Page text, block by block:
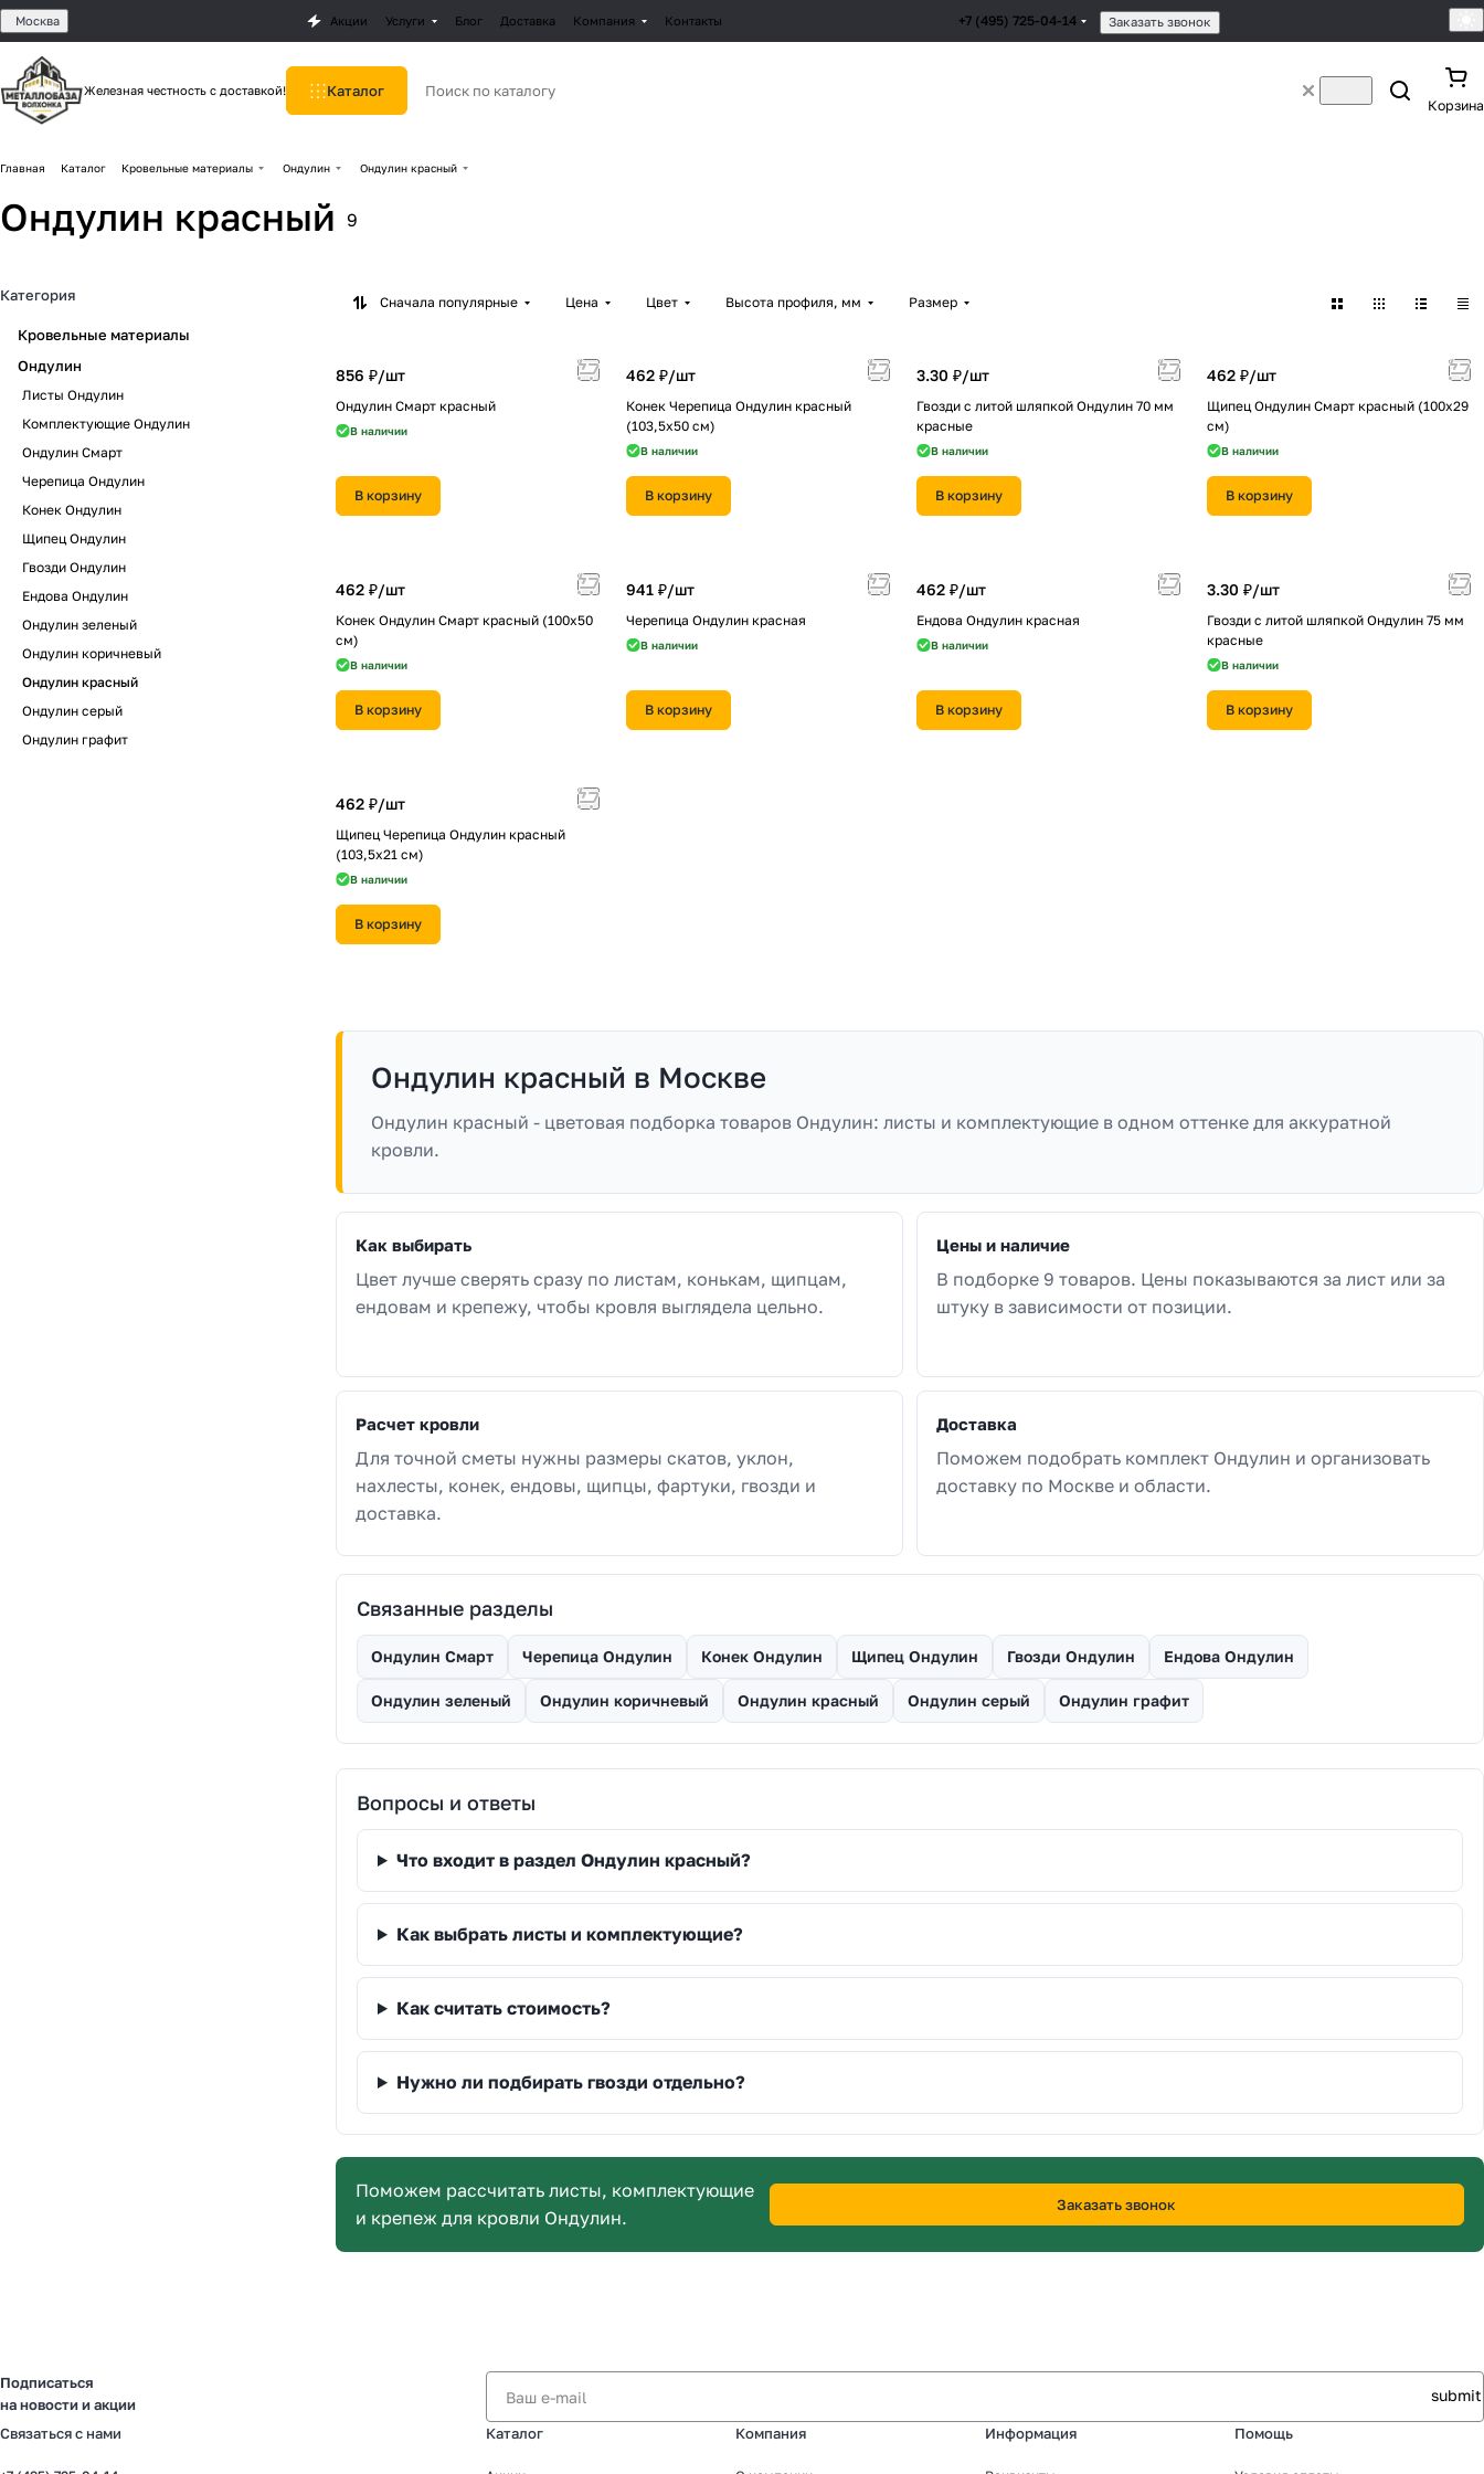
Москва Акции Услуги Блог Доставка Компания Контакты +7 (495) 725-04-14 Заказать звонок
Железная честность с доставкой! Каталог
Корзина
Главная Каталог Кровельные материалы Ондулин Ондулин красный
Ондулин красный 9
Сначала популярные Цена Цвет Высота профиля, мм Размер
856 ₽/шт
Ондулин Смарт красный
В наличии
В корзину
462 ₽/шт
Конек Черепица Ондулин красный
(103,5х50 см)
В наличии
В корзину
3.30 ₽/шт
Гвозди с литой шляпкой Ондулин 70 мм
красные
В наличии
В корзину
462 ₽/шт
Щипец Ондулин Смарт красный (100х29
см)
В наличии
В корзину
462 ₽/шт
Конек Ондулин Смарт красный (100х50
см)
В наличии
В корзину
941 ₽/шт
Черепица Ондулин красная
В наличии
В корзину
462 ₽/шт
Ендова Ондулин красная
В наличии
В корзину
3.30 ₽/шт
Гвозди с литой шляпкой Ондулин 75 мм
красные
В наличии
В корзину
462 ₽/шт
Щипец Черепица Ондулин красный
(103,5х21 см)
В наличии
В корзину
Ондулин красный в Москве
Ондулин красный - цветовая подборка товаров Ондулин: листы и комплектующие в одном оттенке для аккуратной
кровли.
Как выбирать
Цвет лучше сверять сразу по листам, конькам, щипцам,
ендовам и крепежу, чтобы кровля выглядела цельно.
Цены и наличие
В подборке 9 товаров. Цены показываются за лист или за
штуку в зависимости от позиции.
Расчет кровли
Для точной сметы нужны размеры скатов, уклон,
нахлесты, конек, ендовы, щипцы, фартуки, гвозди и
доставка.
Доставка
Поможем подобрать комплект Ондулин и организовать
доставку по Москве и области.
Связанные разделы
Ондулин Смарт Черепица Ондулин Конек Ондулин Щипец Ондулин Гвозди Ондулин Ендова Ондулин
Ондулин зеленый Ондулин коричневый Ондулин красный Ондулин серый Ондулин графит
Вопросы и ответы
Что входит в раздел Ондулин красный?
Как выбрать листы и комплектующие?
Как считать стоимость?
Нужно ли подбирать гвозди отдельно?
Поможем рассчитать листы, комплектующие
и крепеж для кровли Ондулин.
Заказать звонок
Категория
Кровельные материалы
Ондулин
Листы Ондулин
Комплектующие Ондулин
Ондулин Смарт
Черепица Ондулин
Конек Ондулин
Щипец Ондулин
Гвозди Ондулин
Ендова Ондулин
Ондулин зеленый
Ондулин коричневый
Ондулин красный
Ондулин серый
Ондулин графит
Подписаться
на новости и акции
Связаться с нами
Каталог Компания Информация Помощь